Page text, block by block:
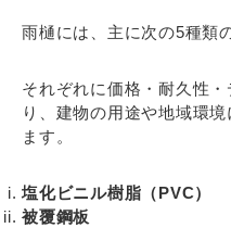
雨樋には、主に次の5種類
それぞれに価格・耐久性
り、建物の用途や地域環
ます。
塩化ビニル樹脂（PVC）
被覆鋼板